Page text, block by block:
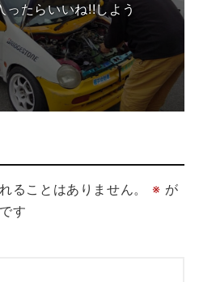
ったらいいね!!しよう
ることはありません。 ※ が
す